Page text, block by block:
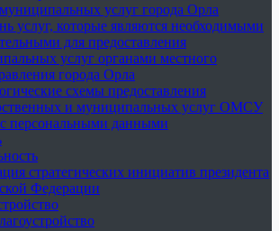
услуг города Орла
услуг, которые являются необходимыми
для предоставления
услуг органами местного
города Орла
схемы предоставления
и муниципальных услуг ОМСУ
с персональными данными
стратегических инициатив президента
Федерации